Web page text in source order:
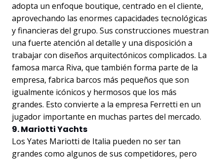
adopta un enfoque boutique, centrado en el cliente,
aprovechando las enormes capacidades tecnológicas
y financieras del grupo. Sus construcciones muestran
una fuerte atención al detalle y una disposición a
trabajar con diseños arquitectónicos complicados. La
famosa marca Riva, que también forma parte de la
empresa, fabrica barcos más pequeños que son
igualmente icónicos y hermosos que los más
grandes. Esto convierte a la empresa Ferretti en un
jugador importante en muchas partes del mercado.
9. Mariotti Yachts
Los Yates Mariotti de Italia pueden no ser tan
grandes como algunos de sus competidores, pero